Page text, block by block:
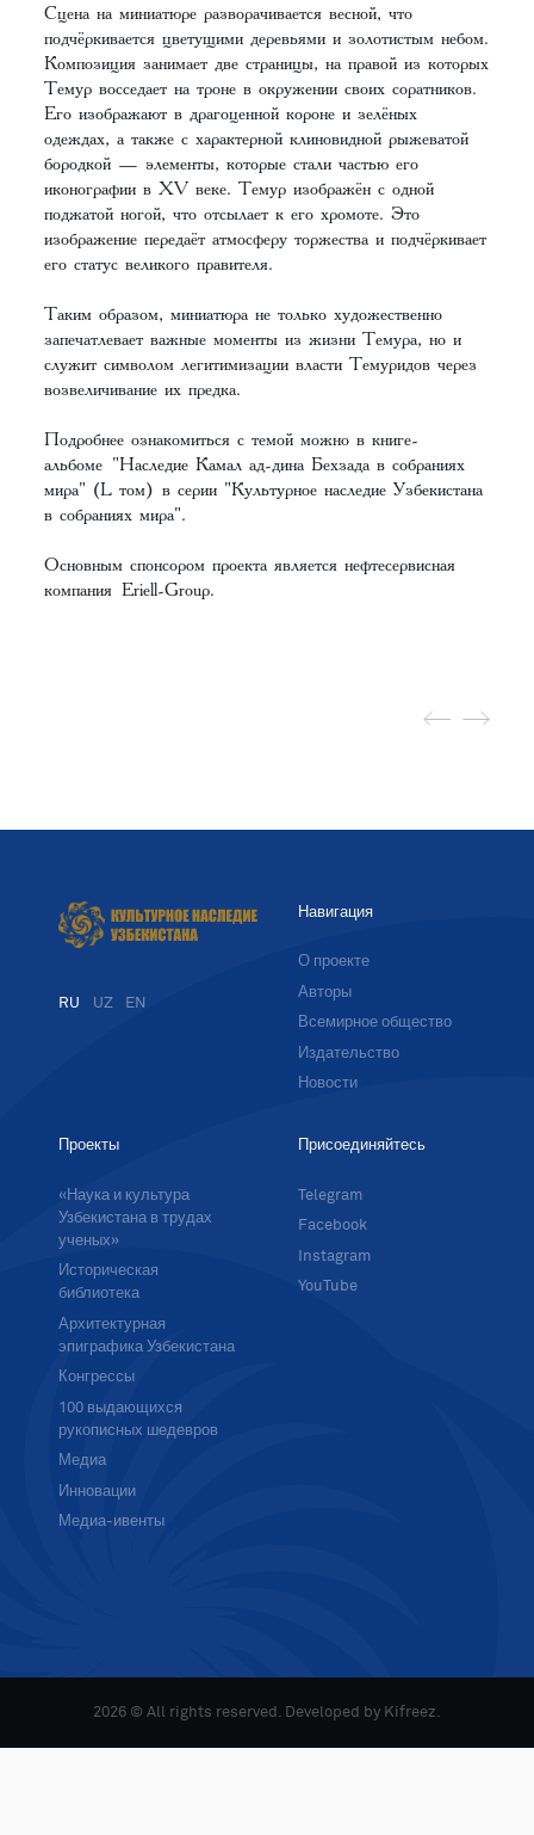
Сцена на миниатюре разворачивается весной, что
подчёркивается цветущими деревьями и золотистым небом.
Композиция занимает две страницы, на правой из которых
Темур восседает на троне в окружении своих соратников.
Его изображают в драгоценной короне и зелёных
одеждах, а также с характерной клиновидной рыжеватой
бородкой — элементы, которые стали частью его
иконографии в XV веке. Темур изображён с одной
поджатой ногой, что отсылает к его хромоте. Это
изображение передаёт атмосферу торжества и подчёркивает
его статус великого правителя.
Таким образом, миниатюра не только художественно
запечатлевает важные моменты из жизни Темура, но и
служит символом легитимизации власти Темуридов через
возвеличивание их предка.
Подробнее ознакомиться с темой можно в книге-
альбоме "Наследие Камал ад-дина Бехзада в собраниях
мира" (L том) в серии "Культурное наследие Узбекистана
в собраниях мира".
Основным спонсором проекта является нефтесервисная
компания Eriell-Group.‌‌
RU UZ EN
Навигация
О проекте
Авторы
Всемирное общество
Издательство
Новости
Проекты
«Наука и культура
Узбекистана в трудах
ученых»
Историческая
библиотека
Архитектурная
эпиграфика Узбекистана
Конгрессы
100 выдающихся
рукописных шедевров
Медиа
Инновации
Медиа-ивенты
Присоединяйтесь
Telegram
Facebook
Instagram
YouTube
2026 © All rights reserved. Developed by Kifreez.